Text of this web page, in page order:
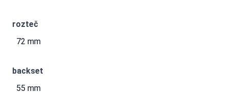
rozteč
72 mm
backset
55 mm